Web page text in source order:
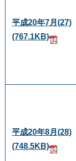
平成20年7月(27)
(767.1KB)
平成20年8月(28)
(748.5KB)